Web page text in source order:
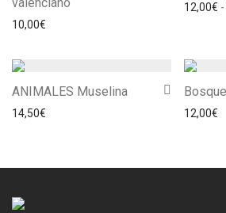
10,00€
12,00€ -
ANIMALES Muselina
14,50€ 12,00€